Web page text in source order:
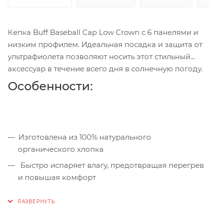
Кепка Buff Baseball Cap Low Crown с 6 панелями и
низким профилем. Идеальная посадка и защита от
ультрафиолета позволяют носить этот стильный
аксессуар в течение всего дня в солнечную погоду.
Особенности:
Изготовлена из 100% натурального
органического хлопка
и повышая комфорт
соответствии со стандартом AS/NZ 4399:2017.